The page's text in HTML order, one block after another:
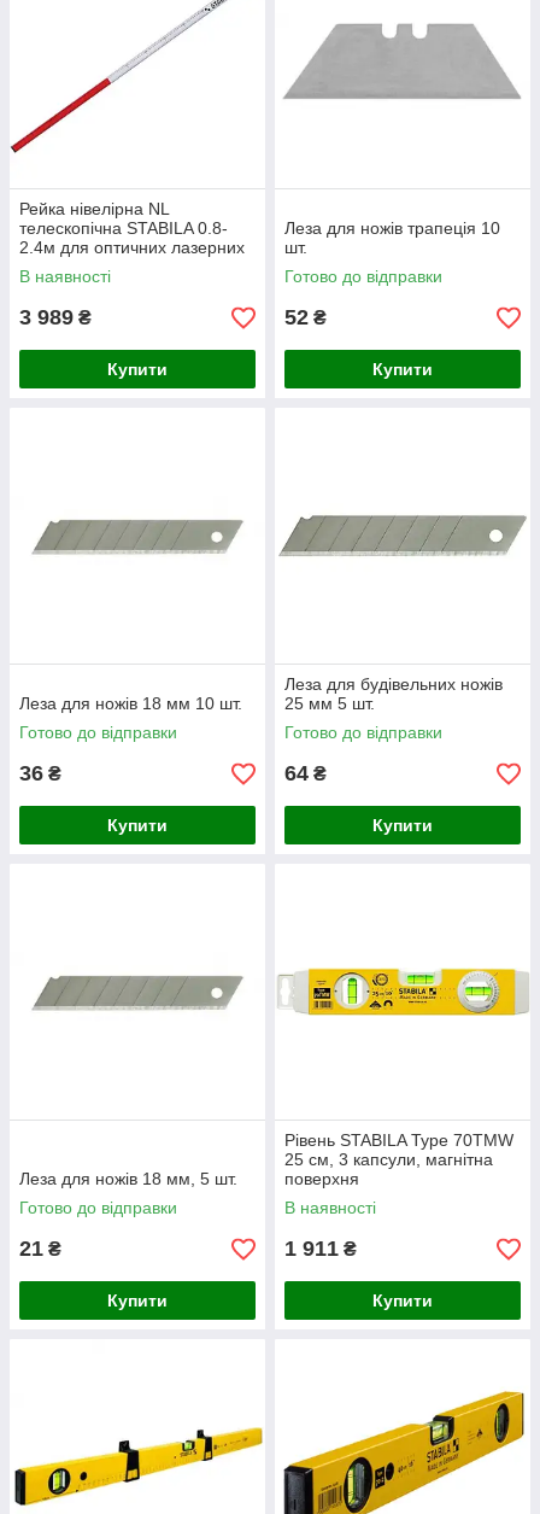
Рейка нівелірна NL
телескопічна STABILA 0.8-
2.4м для оптичних лазерних
рівнів 07468
В наявності
3 989 ₴
Купити
Леза для ножів трапеція 10
шт.
Готово до відправки
52 ₴
Купити
Леза для ножів 18 мм 10 шт.
Готово до відправки
36 ₴
Купити
Леза для будівельних ножів
25 мм 5 шт.
Готово до відправки
64 ₴
Купити
Леза для ножів 18 мм, 5 шт.
Готово до відправки
21 ₴
Купити
Рівень STABILA Type 70ТМW
25 см, 3 капсули, магнітна
поверхня
В наявності
1 911 ₴
Купити